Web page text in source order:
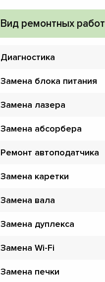
Вид ремонтных работ
Диагностика
Замена блока питания
Замена лазера
Замена абсорбера
Ремонт автоподатчика
Замена каретки
Замена вала
Замена дуплекса
Замена Wi-Fi
Замена печки